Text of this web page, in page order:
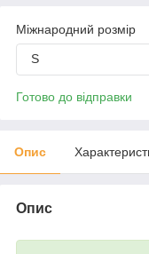
Міжнародний розмір
S
Готово до відправки
Опис
Опис